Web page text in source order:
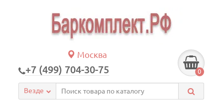
Москва
+7 (499) 704-30-75 0
Везде